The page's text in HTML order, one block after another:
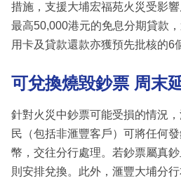
措施，支援大埔宏福苑火災受影
最高50,000港元的免息分期貸款
用卡及貸款還款亦獲預先批核的6
可兌換燒毀鈔票 周末
針對火災中鈔票可能受損的情況
民（包括非滙豐客戶）可將任何
幣，交往分行處理。若鈔票屬真
則安排兌換。此外，滙豐大埔分